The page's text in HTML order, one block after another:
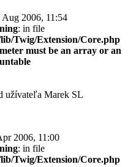
Aug 2006, 11:54
: in file
Twig/Extension/Core.php
must be an array or an
užívateľa Marek SL
2006, 11:00
: in file
Twig/Extension/Core.php